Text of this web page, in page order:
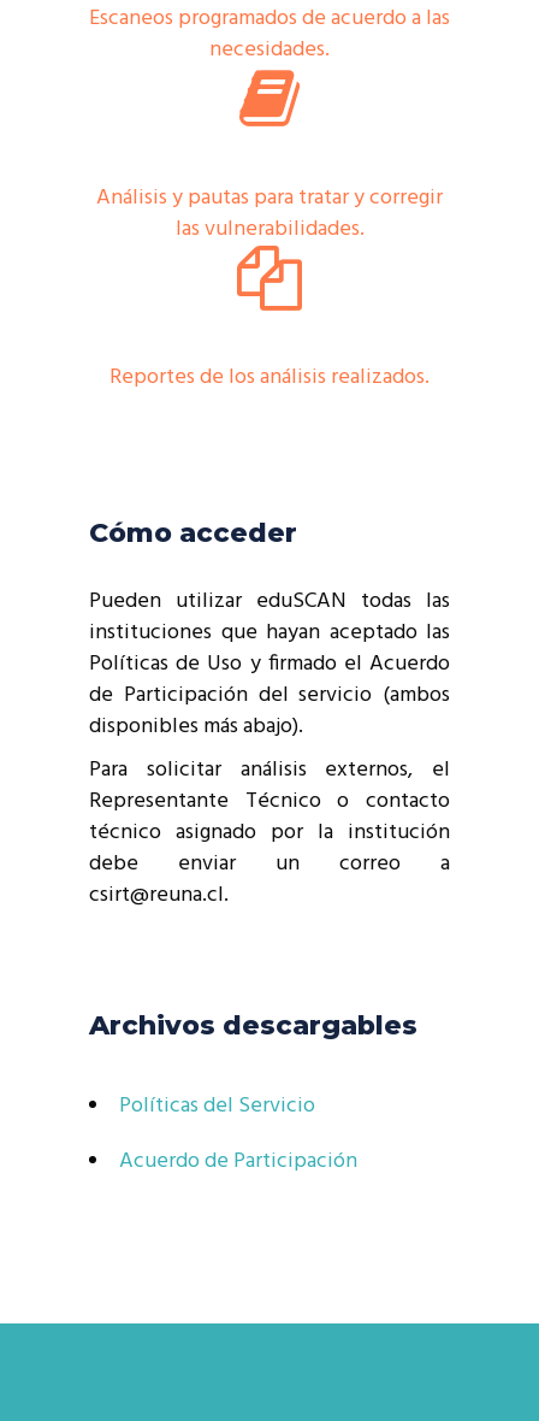
Escaneos programados de acuerdo a las
necesidades.
Análisis y pautas para tratar y corregir
las vulnerabilidades.
Reportes de los análisis realizados.
Cómo acceder
Pueden utilizar eduSCAN todas las
instituciones que hayan aceptado las
Políticas de Uso y firmado el Acuerdo
de Participación del servicio (ambos
disponibles más abajo).
Para solicitar análisis externos, el
Representante Técnico o contacto
técnico asignado por la institución
debe enviar un correo a
csirt@reuna.cl.
Archivos descargables
Políticas del Servicio
Acuerdo de Participación